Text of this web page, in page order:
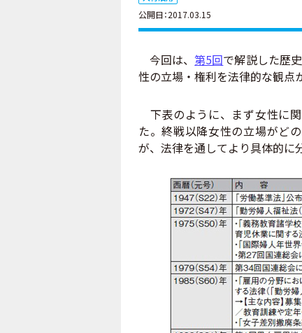
公開日：2017.03.15
今回は、第5回で解説した歴
性の立場・権利を法律的な観点
下表のように、まず女性に
た。終戦以降女性の立場がど
が、法律を通してより具体的に